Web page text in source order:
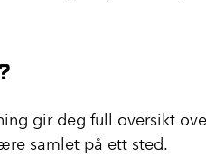
gir deg full oversikt
samlet på ett sted.